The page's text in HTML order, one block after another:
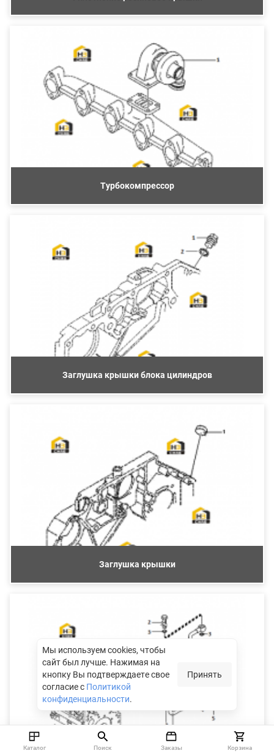
Турбокомпрессор
Заглушка крышки блока цилиндров
Заглушка крышки
Патрубок маслозаливной
Мы используем cookies, чтобы
сайт был лучше. Нажимая на
кнопку Вы подтверждаете свое
согласие с Политикой
конфиденциальности.
Принять
Каталог Поиск Заказы Корзина